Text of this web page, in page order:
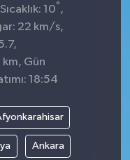
10° ,
22 km/s,
Gün
18:54
Ankara